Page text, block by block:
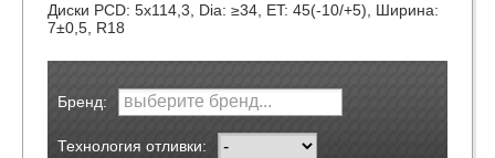
Диски PCD: 5x114,3, Dia: ≥34, ET: 45(-10/+5), Ширина:
7±0,5, R18
Бренд:
Технология отливки: